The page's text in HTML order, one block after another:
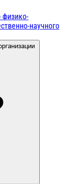
физико-
научного